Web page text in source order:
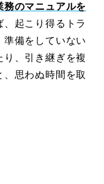
務のマニュアルを
起こり得るトラ
備をしていない
り、引き継ぎを複
思わぬ時間を取